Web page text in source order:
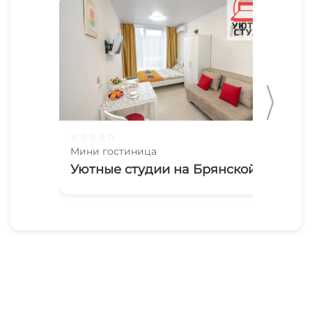
Мини гостиница
Уютные студии на Брянской